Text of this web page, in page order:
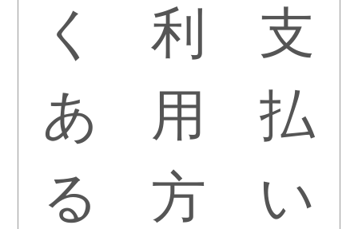
く
あ
る
利
用
方
支
払
い